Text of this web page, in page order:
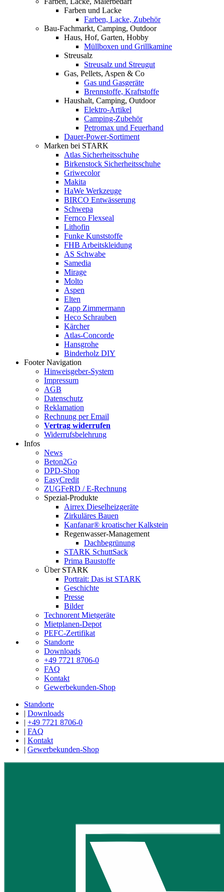
Farben und Lacke
Farben, Lacke, Zubehör
Bau-Fachmarkt, Camping, Outdoor
Haus, Hof, Garten, Hobby
Müllboxen und Grillkamine
Streusalz
Streusalz und Streugut
Gas, Pellets, Aspen & Co
Gas und Gasgeräte
Brennstoffe, Kraftstoffe
Haushalt, Camping, Outdoor
Elektro-Artikel
Camping-Zubehör
Petromax und Feuerhand
Dauer-Power-Sortiment
Marken bei STARK
Atlas Sicherheitsschuhe
Birkenstock Sicherheitsschuhe
Griwecolor
Makita
HaWe Werkzeuge
BIRCO Entwässerung
Schwepa
Fernco Flexseal
Lithofin
Funke Kunststoffe
FHB Arbeitskleidung
AS Schwabe
Samedia
Mirage
Molto
Aspen
Elten
Zapp Zimmermann
Heco Schrauben
Kärcher
Atlas-Concorde
Hansgrohe
Binderholz DIY
Footer Navigation
Hinweisgeber-System
Impressum
AGB
Datenschutz
Reklamation
Rechnung per Email
Vertrag widerrufen
Widerrufsbelehrung
Infos
News
Beton2Go
DPD-Shop
EasyCredit
ZUGFeRD / E-Rechnung
Spezial-Produkte
Airrex Dieselheizgeräte
Zirkuläres Bauen
Kanfanar® kroatischer Kalkstein
Regenwasser-Management
Dachbegrünung
STARK SchuttSack
Prima Baustoffe
Über STARK
Portrait: Das ist STARK
Geschichte
Presse
Bilder
Technorent Mietgeräte
Mietplanen-Depot
PEFC-Zertifikat
Standorte
Downloads
+49 7721 8706-0
FAQ
Kontakt
Gewerbekunden-Shop
Standorte
| Downloads
| +49 7721 8706-0
| FAQ
| Kontakt
| Gewerbekunden-Shop